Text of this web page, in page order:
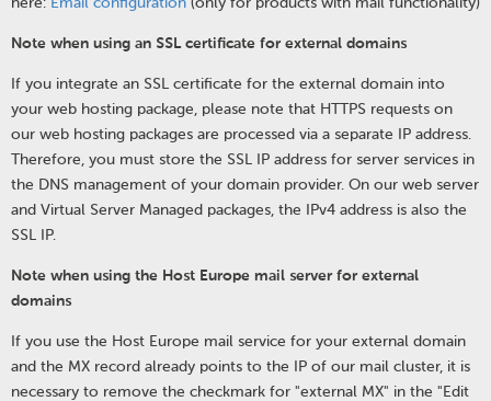
Note when using an SSL certificate for external domains
If you integrate an SSL certificate for the external domain into
your web hosting package, please note that HTTPS requests on
our web hosting packages are processed via a separate IP address.
Therefore, you must store the SSL IP address for server services in
the DNS management of your domain provider. On our web server
and Virtual Server Managed packages, the IPv4 address is also the
SSL IP.
Note when using the Host Europe mail server for external
domains
If you use the Host Europe mail service for your external domain
and the MX record already points to the IP of our mail cluster, it is
necessary to remove the checkmark for "external MX" in the "Edit